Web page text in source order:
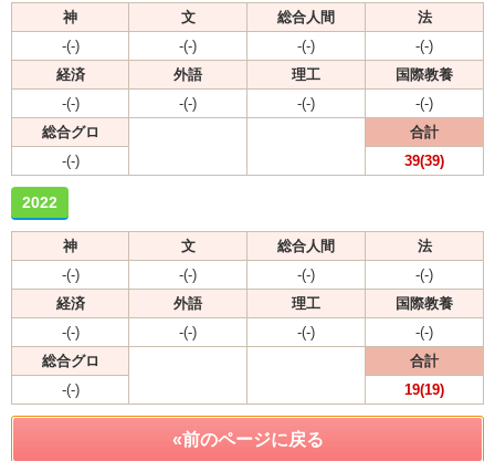
神 文 総合人間
法
-(-)
-(-) -(-)
-(-)
経済
外語 理工
国際教養
-(-)
-(-) -(-)
-(-)
総合グロ
合計
-(-)
39(39)
2022
神 文 総合人間
法
-(-)
-(-) -(-)
-(-)
経済
外語 理工
国際教養
-(-)
-(-) -(-)
-(-)
総合グロ
合計
-(-)
19(19)
«前のページに戻る